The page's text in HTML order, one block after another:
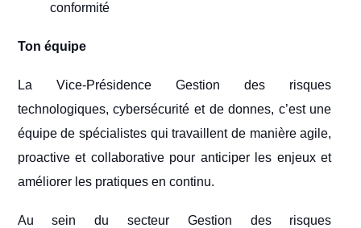
conformité
Ton équipe
La Vice-Présidence Gestion des risques
technologiques, cybersécurité et de donnes, c’est une
équipe de spécialistes qui travaillent de manière agile,
proactive et collaborative pour anticiper les enjeux et
améliorer les pratiques en continu.
Au sein du secteur Gestion des risques